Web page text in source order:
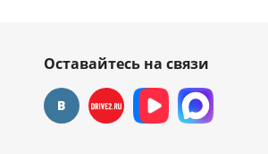
Оставайтесь на связи